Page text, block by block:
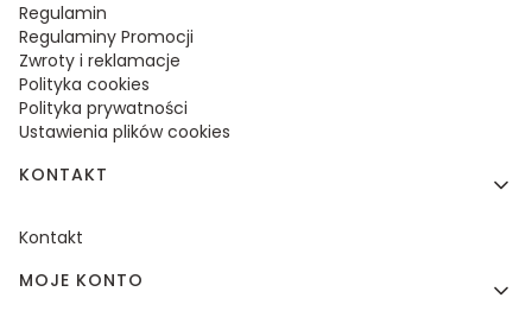
Regulamin
Regulaminy Promocji
Zwroty i reklamacje
Polityka cookies
Polityka prywatności
Ustawienia plików cookies
KONTAKT
Kontakt
MOJE KONTO